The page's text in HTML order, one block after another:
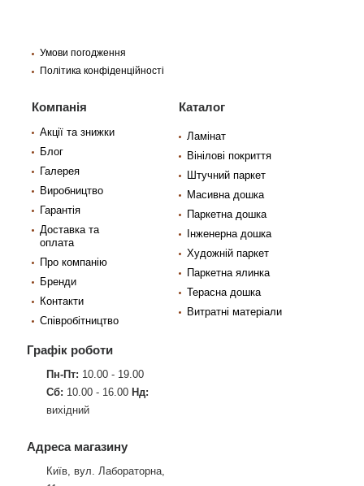
Умови погодження
Політика конфіденційності
Компанія
Акції та знижки
Блог
Галерея
Виробництво
Гарантія
Доставка та
оплата
Про компанію
Бренди
Контакти
Співробітництво
Каталог
Ламінат
Вінілові покриття
Штучний паркет
Масивна дошка
Паркетна дошка
Інженерна дошка
Художній паркет
Паркетна ялинка
Терасна дошка
Витратні матеріали
Графік роботи
Пн-Пт: 10.00 - 19.00
Сб: 10.00 - 16.00 Нд:
вихідний
Адреса магазину
Київ, вул. Лабораторна,